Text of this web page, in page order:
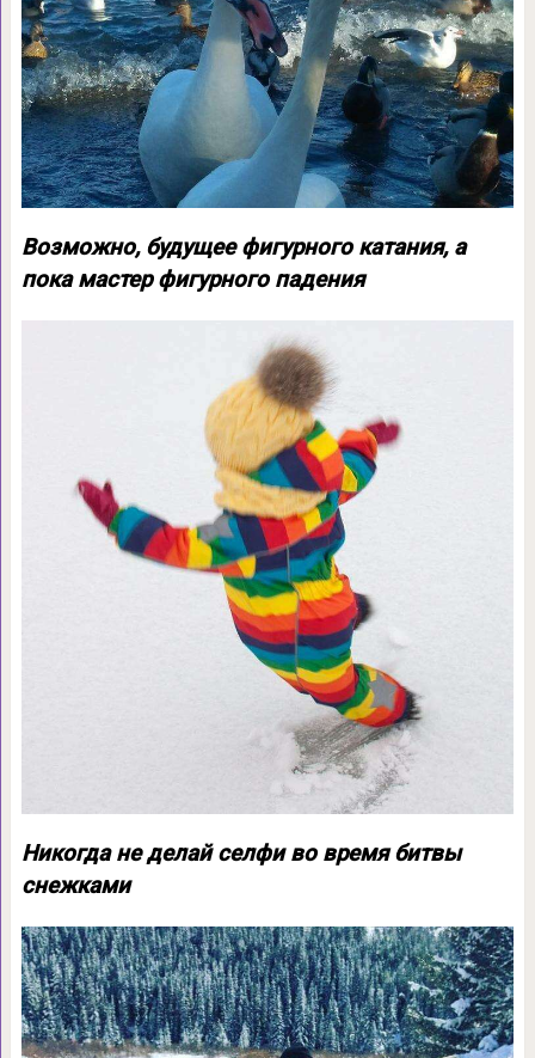
Возможно, будущее фигурного катания, а
пока мастер фигурного падения
Никогда не делай селфи во время битвы
снежками